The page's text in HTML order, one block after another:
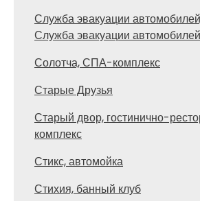
Служба эвакуации
Служба эвакуации автомобилей
Солотча, СПА-комплекс
Старые Друзья
Старый двор, гостинично-
комплекс
Стикс, автомойка
Стихия, банный клуб